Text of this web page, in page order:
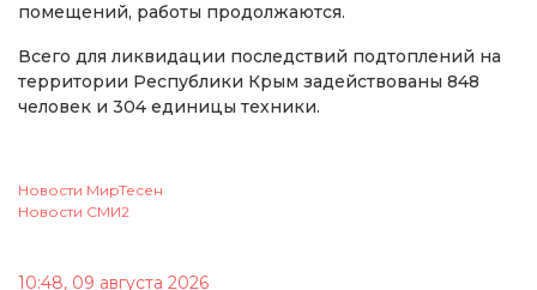
помещений, работы продолжаются.
Всего для ликвидации последствий подтоплений на
территории Республики Крым задействованы 848
человек и 304 единицы техники.
Новости МирТесен
Новости СМИ2
10:48, 09 августа 2026